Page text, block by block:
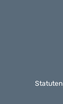
Statuten